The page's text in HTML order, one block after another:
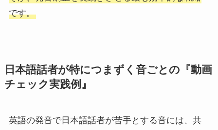
です。
日本語話者が特につまずく音ごとの『動画
チェック実践例』
英語の発音で日本語話者が苦手とする音には、共